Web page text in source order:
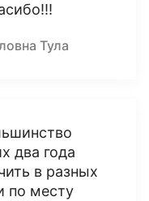
Тула
два года
в разных
по месту